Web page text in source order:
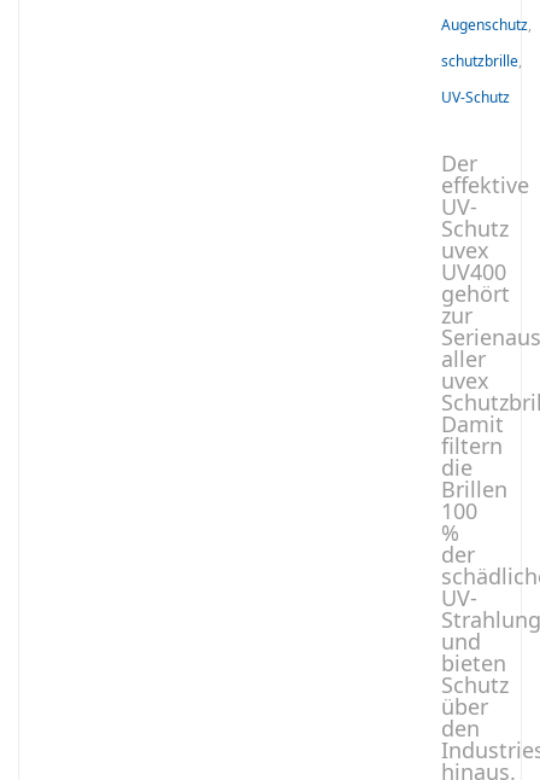
Augenschutz,
schutzbrille,
UV-Schutz
Der
effektive
UV-
Schutz
uvex
UV400
gehört
zur
aller
uvex
Damit
filtern
die
Brillen
100
%
der
UV-
Strahlung
und
bieten
Schutz
über
den
hinaus.